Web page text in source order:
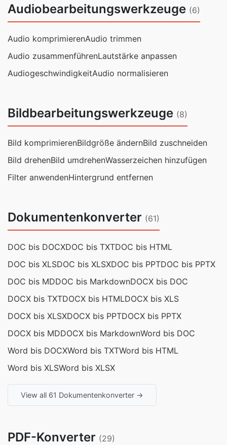
Audiobearbeitungswerkzeuge (6)
Audio komprimierenAudio trimmen
Audio zusammenführenLautstärke anpassen
AudiogeschwindigkeitAudio normalisieren
Bildbearbeitungswerkzeuge (8)
Bild komprimierenBildgröße ändernBild zuschneiden
Bild drehenBild umdrehenWasserzeichen hinzufügen
Filter anwendenHintergrund entfernen
Dokumentenkonverter (61)
DOC bis DOCXDOC bis TXTDOC bis HTML
DOC bis XLSDOC bis XLSXDOC bis PPTDOC bis PPTX
DOC bis MDDOC bis MarkdownDOCX bis DOC
DOCX bis TXTDOCX bis HTMLDOCX bis XLS
DOCX bis XLSXDOCX bis PPTDOCX bis PPTX
DOCX bis MDDOCX bis MarkdownWord bis DOC
Word bis DOCXWord bis TXTWord bis HTML
Word bis XLSWord bis XLSX
View all 61 Dokumentenkonverter →
PDF-Konverter (29)